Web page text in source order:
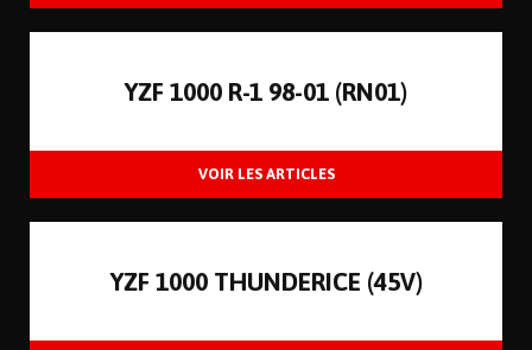
YZF 1000 R-1 98-01 (RN01)
YZF 1000 THUNDERICE (45V)